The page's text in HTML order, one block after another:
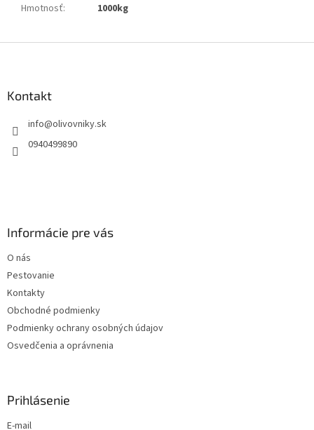
Hmotnosť: 1000kg
Kontakt
info@olivovniky.sk
0940499890
Informácie pre vás
O nás
Pestovanie
Kontakty
Obchodné podmienky
Podmienky ochrany osobných údajov
Osvedčenia a oprávnenia
Prihlásenie
E-mail